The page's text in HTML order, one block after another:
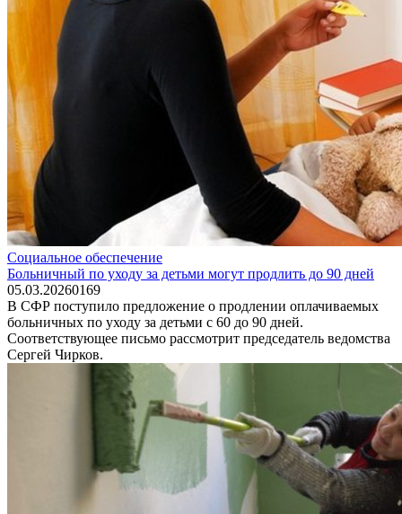
Социальное обеспечение
Больничный по уходу за детьми могут продлить до 90 дней
05.03.20260169
В СФР поступило предложение о продлении оплачиваемых
больничных по уходу за детьми с 60 до 90 дней.
Соответствующее письмо рассмотрит председатель ведомства
Сергей Чирков.